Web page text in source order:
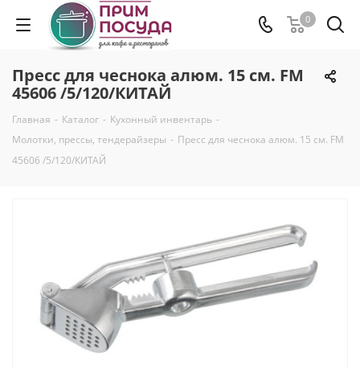
0
Пресс для чеснока алюм. 15 см. FM
45606 /5/120/КИТАЙ
Главная - Каталог - Кухонный инвентарь -
Молотки, прессы, тендерайзеры - Пресс для чеснока алюм. 15 см. FM
45606 /5/120/КИТАЙ